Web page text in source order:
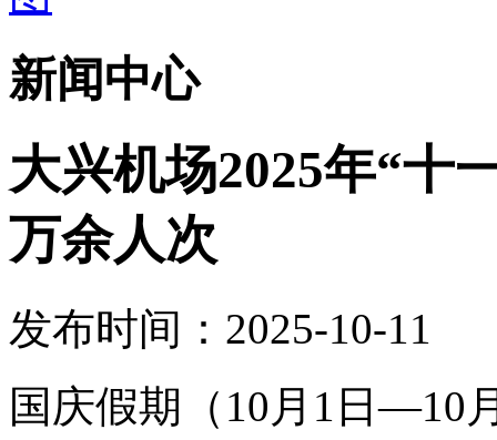
新闻中心
大兴机场2025年“十
万余人次
发布时间：2025-10-11
国庆假期（10月1日—10